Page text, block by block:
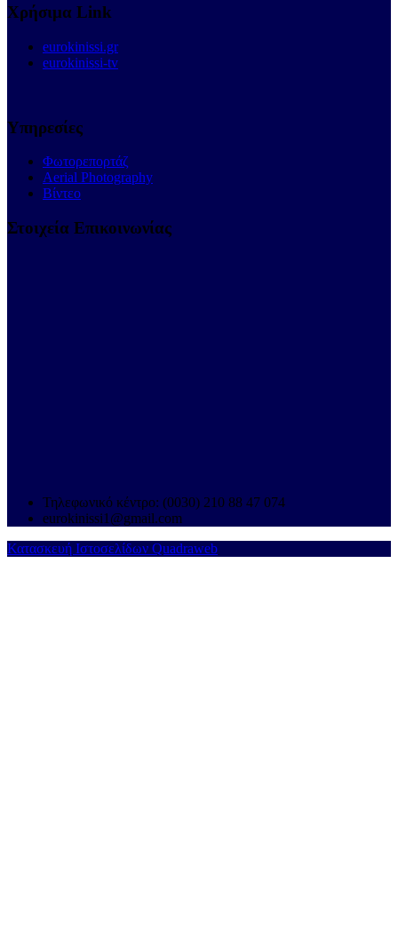
Χρήσιμα Link
eurokinissi.gr
eurokinissi-tv
Υπηρεσίες
Φωτορεπορτάζ
Aerial Photography
Βίντεο
Στοιχεία Επικοινωνίας
Τηλεφωνικό κέντρο: (0030) 210 88 47 074
eurokinissi1@gmail.com
Κατασκευή Ιστοσελίδων Quadraweb